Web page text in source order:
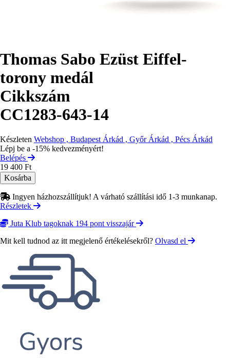
Thomas Sabo Ezüst Eiffel-
torony medál
Cikkszám
CC1283-643-14
Készleten Webshop , Budapest Árkád , Győr Árkád , Pécs Árkád
Lépj be a -15% kedvezményért!
Belépés
19 400 Ft
Ingyen házhozszállítjuk! A várható szállítási idő 1-3 munkanap.
Részletek
Juta Klub tagoknak 194 pont visszajár
Mit kell tudnod az itt megjelenő értékelésekről? Olvasd el